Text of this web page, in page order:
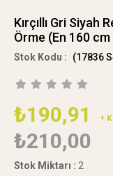
Kırçıllı Gri
Örme (En 160
(17836
₺190,91 +
₺210,00
Stok Miktarı : 2